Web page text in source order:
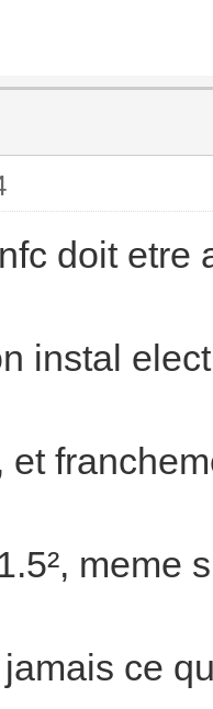
doit etre
instal
et
meme
ce